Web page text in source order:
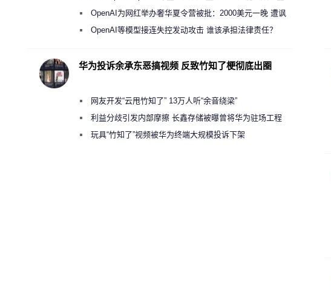
新执法权限审查
OpenAI为网红举办奢华夏令营被批：2000美元一晚 遭讽
“反乌托邦”
OpenAI等模型接连失控发动攻击 谁该承担法律责任？
华为投诉余承东恶搞视频 反致竹知了梗彻底出圈
网友开发“云甩竹知了” 13万人听“余音绕梁”
利益分歧引发内部摩擦 长鑫存储被曝曾将华为驻场工程
师驱逐出研发基地
玩具“竹知了”视频被华为终端大规模投诉下架